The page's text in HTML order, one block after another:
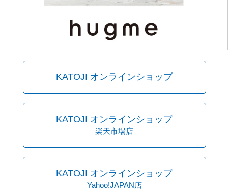
KATOJI オンラインショップ
KATOJI オンラインショップ
楽天市場店
KATOJI オンラインショップ
Yahoo!JAPAN店